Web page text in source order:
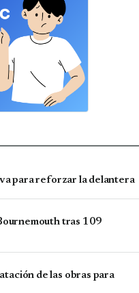
para reforzar la delantera
tras 109
de las obras para